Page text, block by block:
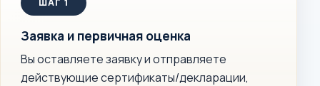
Заявка и первичная оценка
Вы оставляете заявку и отправляете
действующие сертификаты/декларации,